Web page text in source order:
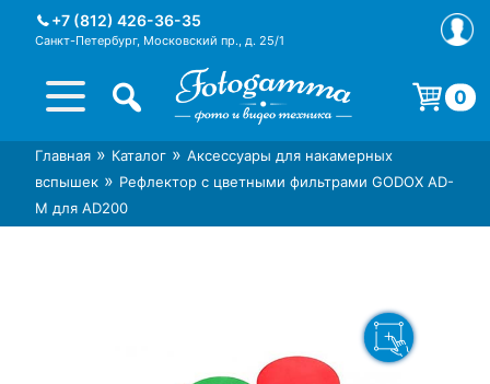
+7 (812) 426-36-35
Санкт-Петербург, Московский пр., д. 25/1
Интернет-магазин фототехники
Foto-Gamma в СПб
Магазин фотоаксессуаров foto-
gamma.ru
0
Корзина пуста.
Главная » Каталог » Аксессуары для накамерных
вспышек » Рефлектор с цветными фильтрами GODOX AD-
M для AD200